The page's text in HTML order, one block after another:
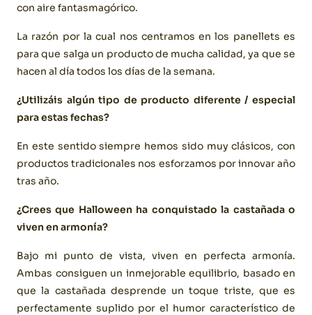
con aire fantasmagórico.
La razón por la cual nos centramos en los panellets es
para que salga un producto de mucha calidad, ya que se
hacen al día todos los días de la semana.
¿Utilizáis algún tipo de producto diferente / especial
para estas fechas?
En este sentido siempre hemos sido muy clásicos, con
productos tradicionales nos esforzamos por innovar año
tras año.
¿Crees que Halloween ha conquistado la castañada o
viven en armonía?
Bajo mi punto de vista, viven en perfecta armonía.
Ambas consiguen un inmejorable equilibrio, basado en
que la castañada desprende un toque triste, que es
perfectamente suplido por el humor característico de